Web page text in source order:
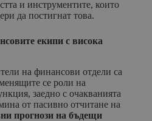
и инструментите, които
да постигнат това.
екипи с висока
на финансови отдели са
се роли на
заедно с очакванията
от пасивно отчитане на
прогнози на бъдещи